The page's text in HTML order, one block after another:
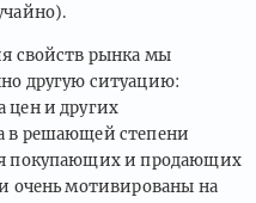
свойств рынка мы
другую ситуацию:
цен и других
в решающей степени
покупающих и продающих
очень мотивированы на